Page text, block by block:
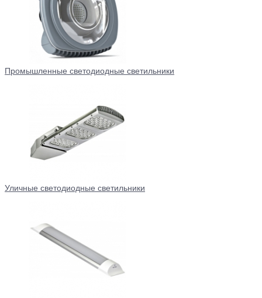
Промышленные светодиодные светильники
Уличные светодиодные светильники